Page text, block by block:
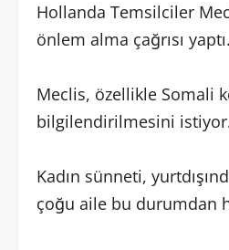
Hollanda Temsilciler
önlem alma çağrısı yaptı.
Meclis, özellikle Somali
bilgilendirilmesini
Kadın sünneti,
çoğu aile bu durumdan